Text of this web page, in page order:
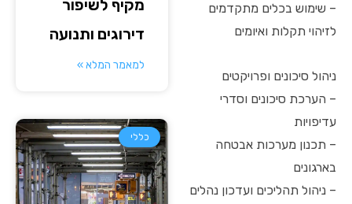
– שימוש בכלים מתקדמים
לזיהוי תקלות ואיומים
ניהול סיכונים ופרויקטים
– הערכת סיכונים וסדרי
עדיפויות
– תכנון מערכות אבטחה
בארגונים
– ניהול תהליכים ועדכון נהלים
מקיף לשיפור
דירוגים ותנועה
למאמר המלא »
כללי